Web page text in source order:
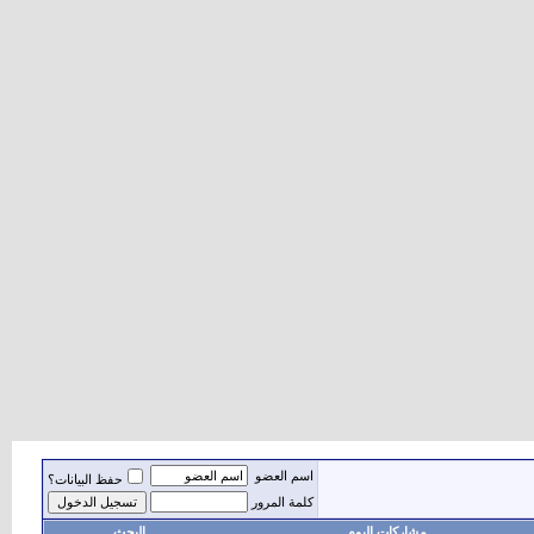
اسم العضو
حفظ البيانات؟
كلمة المرور